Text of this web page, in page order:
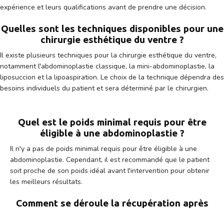
expérience et leurs qualifications avant de prendre une décision.
Quelles sont les techniques disponibles pour une
chirurgie esthétique du ventre ?
Il existe plusieurs techniques pour la chirurgie esthétique du ventre,
notamment l'abdominoplastie classique, la mini-abdominoplastie, la
liposuccion et la lipoaspiration. Le choix de la technique dépendra des
besoins individuels du patient et sera déterminé par le chirurgien.
Quel est le poids minimal requis pour être
éligible à une abdominoplastie ?
Il n'y a pas de poids minimal requis pour être éligible à une
abdominoplastie. Cependant, il est recommandé que le patient
soit proche de son poids idéal avant l'intervention pour obtenir
les meilleurs résultats.
Comment se déroule la récupération après